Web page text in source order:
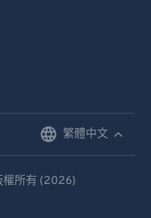
繁體中文
權所有 (2026)